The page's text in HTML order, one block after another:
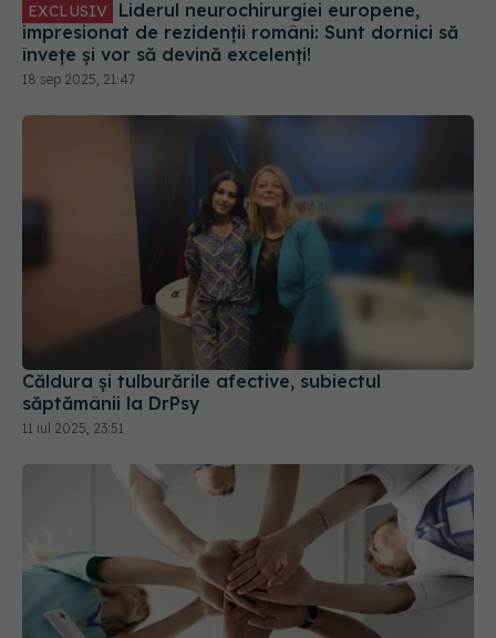
EXCLUSIV
impresionat de rezidenții români: Sunt dornici să
învețe și vor să devină excelenți!
18 sep 2025, 21:47
Căldura și tulburările afective, subiectul
săptămânii la DrPsy
11 iul 2025, 23:51